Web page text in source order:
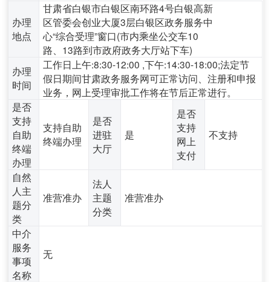
办理
地点
甘肃省白银市白银区南环路4号白银高新
区管委会创业大厦3层白银区政务服务中
心“综合受理”窗口(市内乘坐公交车10
路、13路到市政府政务大厅站下车)
办理
时间
工作日上午:8:30-12:00 ,下午:14:30-18:00;法定节
假日期间甘肃政务服务网可正常访问、注册和申报
业务，网上受理审批工作将在节后正常进行。
是否
支持
自助
终端
办理
支持自助
终端办理
是否
进驻
大厅
是
是否
支持
网上
支付
不支持
自然
人主
题分
类
准营准办
法人
主题
分类
准营准办
中介
服务
事项
名称
无